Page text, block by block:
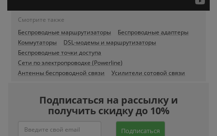
Смотрите также
Беспроводные маршрутизаторы
Беспроводные адаптеры
Коммутаторы
DSL-модемы и маршрутизаторы
Беспроводные точки доступа
Сети по электропроводке (Powerline)
Антенны беспроводной связи
Усилители сотовой связи
Подписаться на рассылку и
получить скидку до 10%
Подписаться